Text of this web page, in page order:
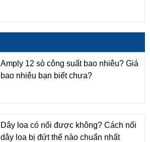
Amply 12 sò công suất bao nhiêu? Giá
bao nhiêu bạn biết chưa?
Dây loa có nối được không? Cách nối
dây loa bị đứt thế nào chuẩn nhất